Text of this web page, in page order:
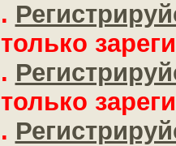
.
только
.
только
.